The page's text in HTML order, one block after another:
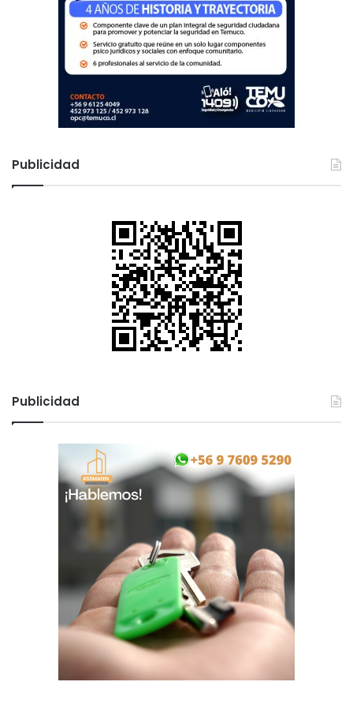
Publicidad
Publicidad